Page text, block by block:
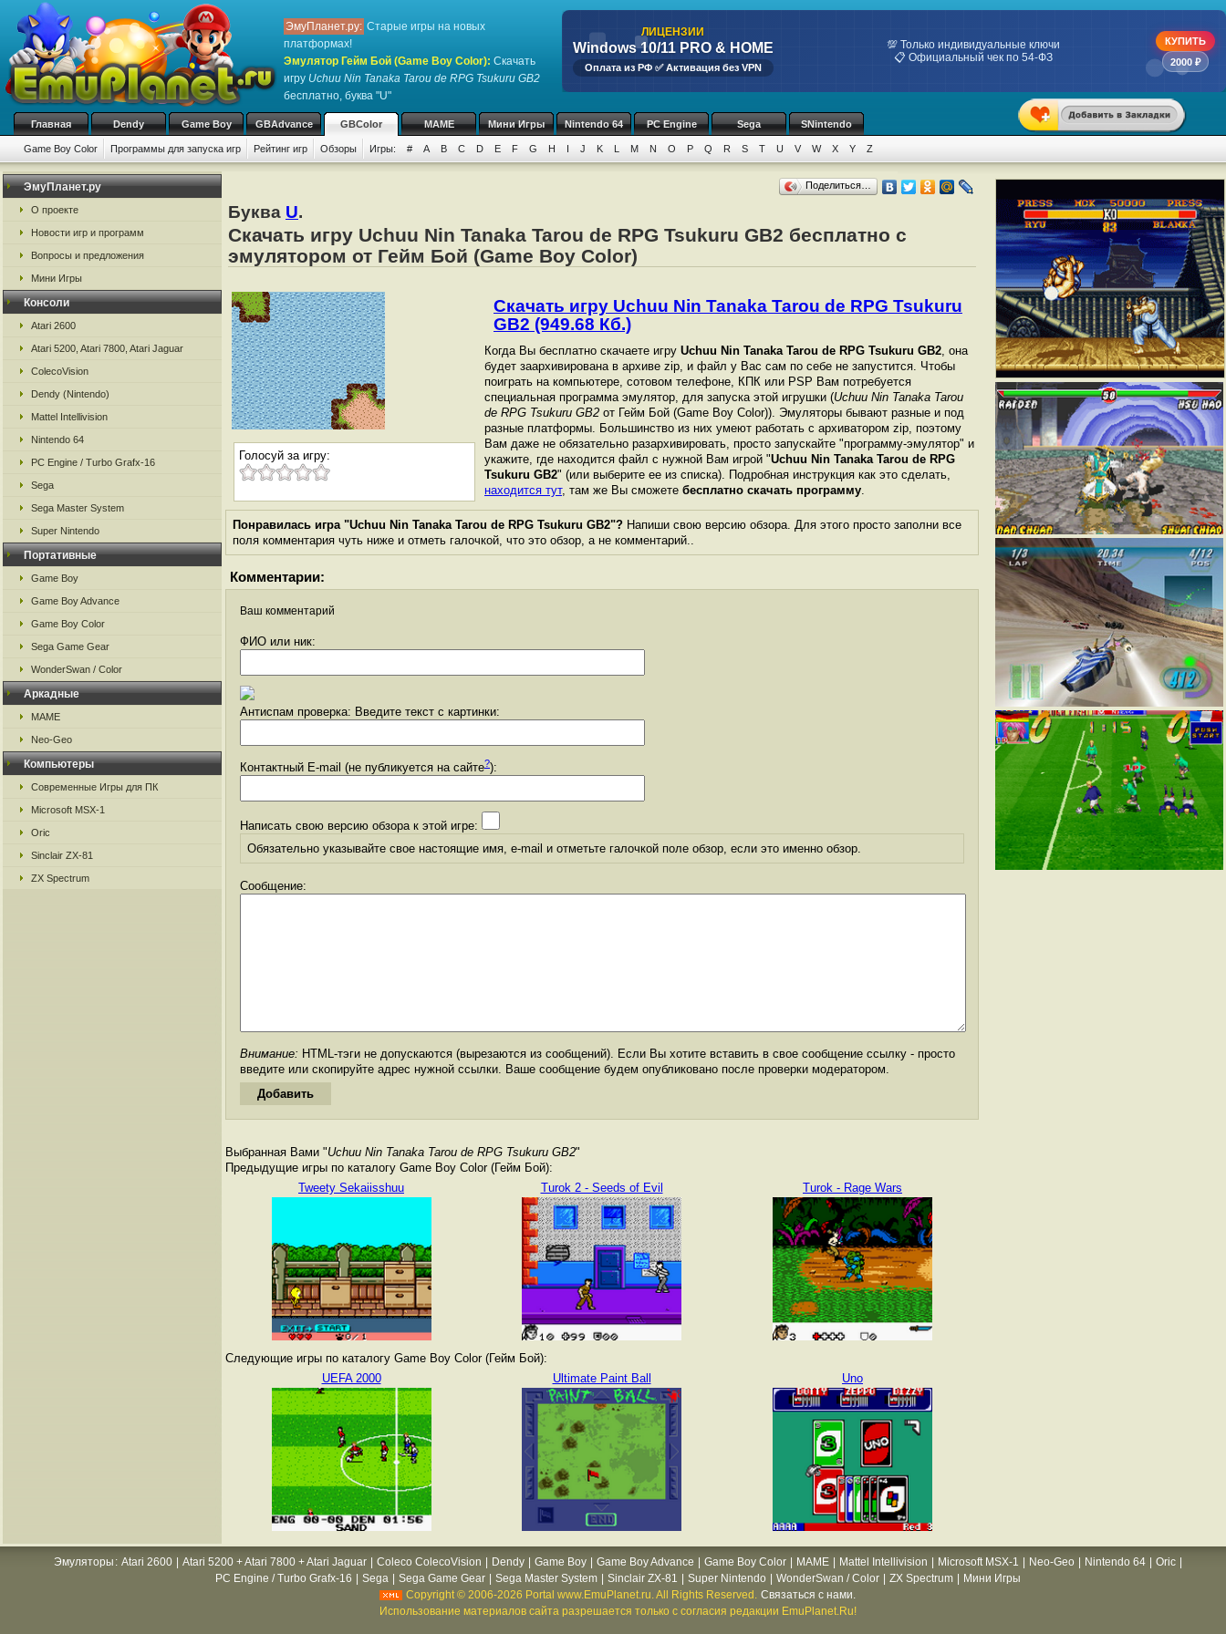
ЭмуПланет.ру: Старые игры на новых
платформах!
Эмулятор Гейм Бой (Game Boy Color): Скачать
игру Uchuu Nin Tanaka Tarou de RPG Tsukuru GB2
бесплатно, буква "U"
ЛИЦЕНЗИИ
Windows 10/11 PRO & HOME
Оплата из РФ ✅ Активация без VPN
💯 Только индивидуальные ключи
📋 Официальный чек по 54-ФЗ
КУПИТЬ
2000 ₽
Главная Dendy Game Boy GBAdvance GBColor MAME Мини Игры Nintendo 64 PC Engine Sega SNintendo
Game Boy Color Программы для запуска игр Рейтинг игр Обзоры Игры: # A B C D E F G H I J K L M N O P Q R S T U V W X Y Z
ЭмуПланет.ру
О проекте
Новости игр и программ
Вопросы и предложения
Мини Игры
Консоли
Atari 2600
Atari 5200, Atari 7800, Atari Jaguar
ColecoVision
Dendy (Nintendo)
Mattel Intellivision
Nintendo 64
PC Engine / Turbo Grafx-16
Sega
Sega Master System
Super Nintendo
Портативные
Game Boy
Game Boy Advance
Game Boy Color
Sega Game Gear
WonderSwan / Color
Аркадные
MAME
Neo-Geo
Компьютеры
Современные Игры для ПК
Microsoft MSX-1
Oric
Sinclair ZX-81
ZX Spectrum
Поделиться…
Буква U.
Скачать игру Uchuu Nin Tanaka Tarou de RPG Tsukuru GB2 бесплатно с
эмулятором от Гейм Бой (Game Boy Color)
Голосуй за игру:
Скачать игру Uchuu Nin Tanaka Tarou de RPG Tsukuru
GB2 (949.68 Кб.)
Когда Вы бесплатно скачаете игру Uchuu Nin Tanaka Tarou de RPG Tsukuru GB2, она
будет заархивирована в архиве zip, и файл у Вас сам по себе не запустится. Чтобы
поиграть на компьютере, сотовом телефоне, КПК или PSP Вам потребуется
специальная программа эмулятор, для запуска этой игрушки (Uchuu Nin Tanaka Tarou
de RPG Tsukuru GB2 от Гейм Бой (Game Boy Color)). Эмуляторы бывают разные и под
разные платформы. Большинство из них умеют работать с архиватором zip, поэтому
Вам даже не обязательно разархивировать, просто запускайте "программу-эмулятор" и
укажите, где находится файл с нужной Вам игрой "Uchuu Nin Tanaka Tarou de RPG
Tsukuru GB2" (или выберите ее из списка). Подробная инструкция как это сделать,
находится тут, там же Вы сможете бесплатно скачать программу.
Понравилась игра "Uchuu Nin Tanaka Tarou de RPG Tsukuru GB2"? Напиши свою версию обзора. Для этого просто заполни все
поля комментария чуть ниже и отметь галочкой, что это обзор, а не комментарий..
Комментарии:
Ваш комментарий
ФИО или ник:
Антиспам проверка: Введите текст с картинки:
Контактный E-mail (не публикуется на сайте?):
Написать свою версию обзора к этой игре:
Обязательно указывайте свое настоящие имя, e-mail и отметьте галочкой поле обзор, если это именно обзор.
Сообщение:
Внимание: HTML-тэги не допускаются (вырезаются из сообщений). Если Вы хотите вставить в свое сообщение ссылку - просто
введите или скопируйте адрес нужной ссылки. Ваше сообщение будем опубликовано после проверки модератором.
Выбранная Вами "Uchuu Nin Tanaka Tarou de RPG Tsukuru GB2"
Предыдущие игры по каталогу Game Boy Color (Гейм Бой):
Tweety Sekaiisshuu
Turok 2 - Seeds of Evil Turok - Rage Wars
Следующие игры по каталогу Game Boy Color (Гейм Бой):
UEFA 2000
Ultimate Paint Ball Uno
Эмуляторы : Atari 2600 Atari 5200 + Atari 7800 + Atari Jaguar Coleco ColecoVision Dendy Game Boy Game Boy Advance Game Boy Color MAME Mattel Intellivision Microsoft MSX-1 Neo-Geo Nintendo 64 Oric
PC Engine / Turbo Grafx-16
Sega Sega Game Gear Sega Master System Sinclair ZX-81 Super Nintendo WonderSwan / Color ZX Spectrum
Мини Игры
Copyright © 2006-2026 Portal www.EmuPlanet.ru. All Rights Reserved. Связаться с нами.
Использование материалов сайта разрешается только с согласия редакции EmuPlanet.Ru!